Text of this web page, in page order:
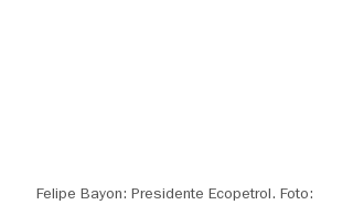
Felipe Bayon: Presidente Ecopetrol. Foto: